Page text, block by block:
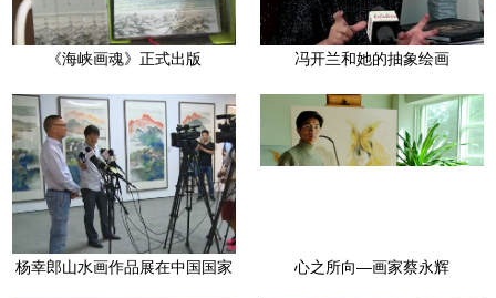
《海峡画魂》正式出版 冯开兰和她的抽象绘画
杨幸郎山水画作品展在中国国家
心之所向—画家蔡永辉